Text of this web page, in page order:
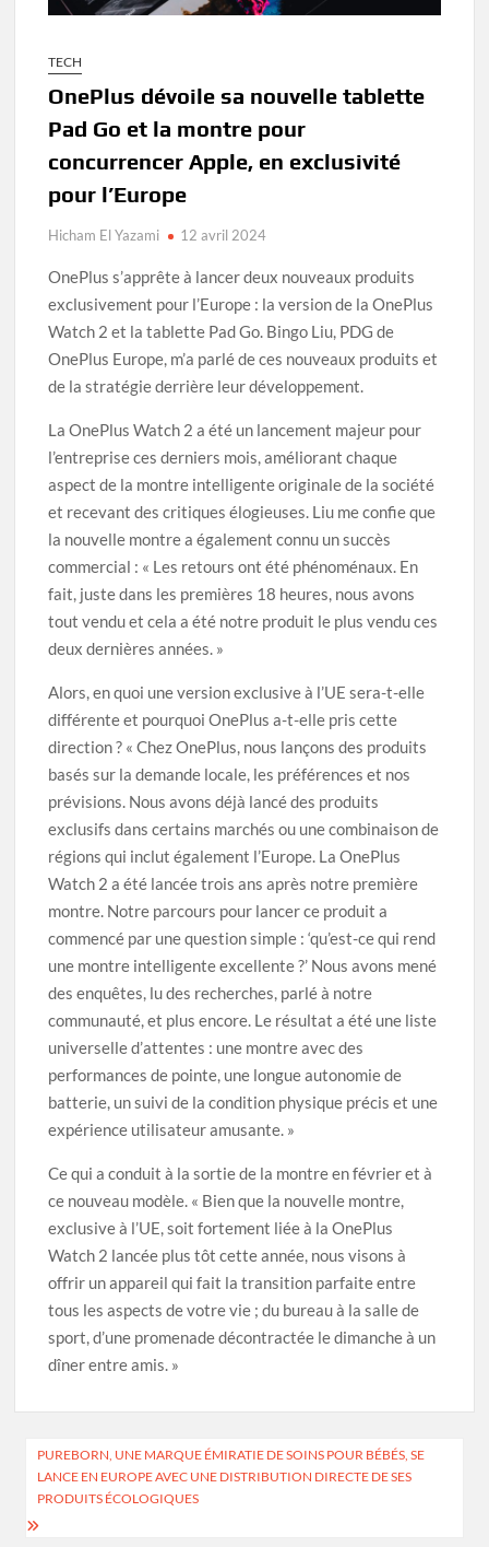
TECH
OnePlus dévoile sa nouvelle tablette
Pad Go et la montre pour
concurrencer Apple, en exclusivité
pour l’Europe
Hicham El Yazami 12 avril 2024
OnePlus s’apprête à lancer deux nouveaux produits
exclusivement pour l’Europe : la version de la OnePlus
Watch 2 et la tablette Pad Go. Bingo Liu, PDG de
OnePlus Europe, m’a parlé de ces nouveaux produits et
de la stratégie derrière leur développement.
La OnePlus Watch 2 a été un lancement majeur pour
l’entreprise ces derniers mois, améliorant chaque
aspect de la montre intelligente originale de la société
et recevant des critiques élogieuses. Liu me confie que
la nouvelle montre a également connu un succès
commercial : « Les retours ont été phénoménaux. En
fait, juste dans les premières 18 heures, nous avons
tout vendu et cela a été notre produit le plus vendu ces
deux dernières années. »
Alors, en quoi une version exclusive à l’UE sera-t-elle
différente et pourquoi OnePlus a-t-elle pris cette
direction ? « Chez OnePlus, nous lançons des produits
basés sur la demande locale, les préférences et nos
prévisions. Nous avons déjà lancé des produits
exclusifs dans certains marchés ou une combinaison de
régions qui inclut également l’Europe. La OnePlus
Watch 2 a été lancée trois ans après notre première
montre. Notre parcours pour lancer ce produit a
commencé par une question simple : ‘qu’est-ce qui rend
une montre intelligente excellente ?’ Nous avons mené
des enquêtes, lu des recherches, parlé à notre
communauté, et plus encore. Le résultat a été une liste
universelle d’attentes : une montre avec des
performances de pointe, une longue autonomie de
batterie, un suivi de la condition physique précis et une
expérience utilisateur amusante. »
Ce qui a conduit à la sortie de la montre en février et à
ce nouveau modèle. « Bien que la nouvelle montre,
exclusive à l’UE, soit fortement liée à la OnePlus
Watch 2 lancée plus tôt cette année, nous visons à
offrir un appareil qui fait la transition parfaite entre
tous les aspects de votre vie ; du bureau à la salle de
sport, d’une promenade décontractée le dimanche à un
dîner entre amis. »
Navigation
de
l’article
PUREBORN, UNE MARQUE ÉMIRATIE DE SOINS POUR BÉBÉS, SE
LANCE EN EUROPE AVEC UNE DISTRIBUTION DIRECTE DE SES
PRODUITS ÉCOLOGIQUES